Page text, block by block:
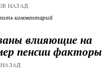
НАЗАД
комментарий
влияющие на
пенсии факторы